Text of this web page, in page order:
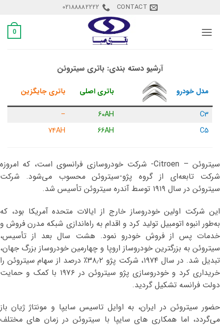
content
CONTACT
02188882222
0
آرشیو دسته بندی: باتری سیتروئن
مدل خودرو باتری اصلی باتری جایگزین
C3
60AH
–
C5
66AH
74AH
سیتروئن – Citroen- شرکت خودروسازی فرانسوی است، که امروزه
شرکت تابعه‌ای از گروه پژو-سیتروئن محسوب می‌شود. شرکت
سیتروئن در سال ۱۹۱۹ توسط آندره سیتروئن تأسیس شد.
این شرکت اولین خودروساز خارج از ایالات متحده آمریکا بود، که
به‌طور انبوه اتومبیل تولید کرد و اقدام به راه‌اندازی شبکه مدرن فروش و
خدمات پس از فروش خودرو نمود. هشت سال بعد از تأسیس،
سیتروئن به بزرگترین خودروساز اروپا و چهارمین خودروساز بزرگ جهان،
تبدیل شد. در سال ۱۹۷۴، شرکت پژو ۳۸٫۲٪ درصد از سهام سیتروئن را
خریداری کرد و خودروسازی پژو سیتروئن در ۱۹۷۶ با کمک و حمایت
دولت فرانسه تشکیل گردید.
حضور سیتروئن در ایران، به اوایل تاسیس سایپا و مونتاژ ژیان باز
می‌گردد، اما همکاری های سایپا با سیتروئن در زمان های مختلف